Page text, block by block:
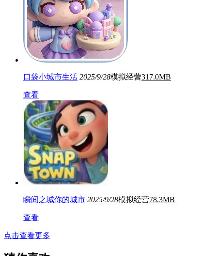
口袋小城市生活 2025/9/28模拟经营317.0MB
查看
瞬间之城你的城市 2025/9/28模拟经营78.3MB
查看
点击查看更多